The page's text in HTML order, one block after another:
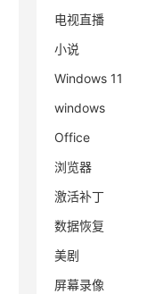
电视直播
小说
Windows 11
windows
Office
浏览器
激活补丁
数据恢复
美剧
屏幕录像